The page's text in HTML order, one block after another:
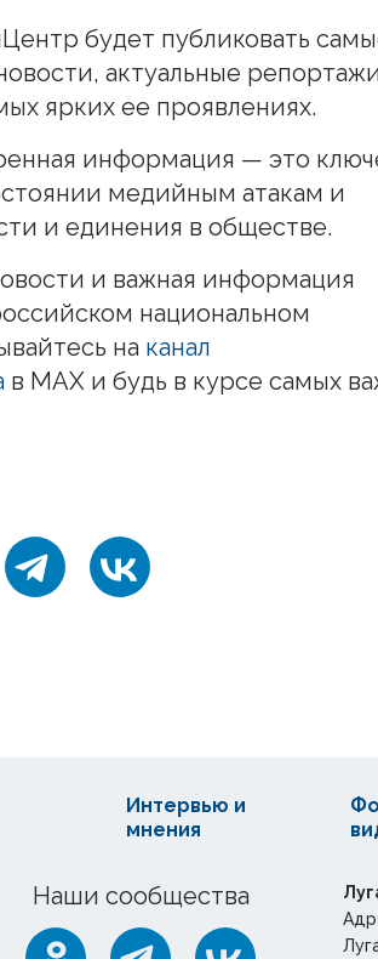
будет публиковать
актуальные
ярких ее проявлениях.
информация — это
медийным атакам и
и единения в обществе.
и важная информация
национальном
на канал
в MAX и будь в курсе самых
Наши сообщества
Интервью и
мнения